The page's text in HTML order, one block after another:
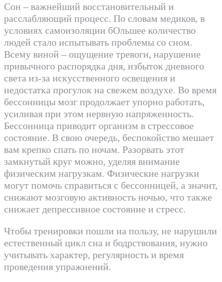
Сон – важнейший восстановительный и
расслабляющий процесс. По словам медиков, в
условиях самоизоляции бОльшее количество
людей стало испытывать проблемы со сном.
Всему виной – ощущение тревоги, нарушение
привычного распорядка дня, избыток дневного
света из-за искусственного освещения и
недостатка прогулок на свежем воздухе. Во время
бессонницы мозг продолжает упорно работать,
усиливая при этом нервную напряженность.
Бессонница приводит организм в стрессовое
состояние. В свою очередь, беспокойство мешает
вам крепко спать по ночам. Разорвать этот
замкнутый круг можно, уделяя внимание
физическим нагрузкам. Физические нагрузки
могут помочь справиться с бессонницей, а значит,
снижают мозговую активность ночью, что также
снижает депрессивное состояние и стресс.
Чтобы тренировки пошли на пользу, не нарушили
естественный цикл сна и бодрствования, нужно
учитывать характер, регулярность и время
проведения упражнений.